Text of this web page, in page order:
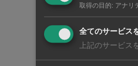
すでにタレントの揃う
取得の目的: アナリ
全てのサービス
上記のサービス